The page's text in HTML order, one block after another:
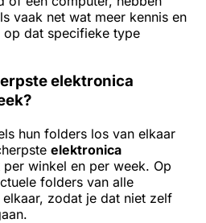
vaak net wat meer kennis en
op dat specifieke type
elektronica
hun folders los van elkaar
elektronica
per winkel en per week. Op
folders van alle
zodat je dat niet zelf